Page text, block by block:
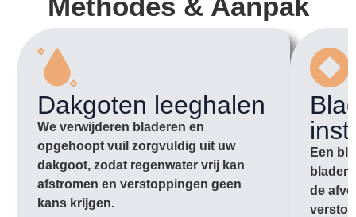
Dakgoten leeghalen
We verwijderen bladeren en
opgehoopt vuil zorgvuldig uit uw
dakgoot, zodat regenwater vrij kan
afstromen en verstoppingen geen
kans krijgen.
Een
de